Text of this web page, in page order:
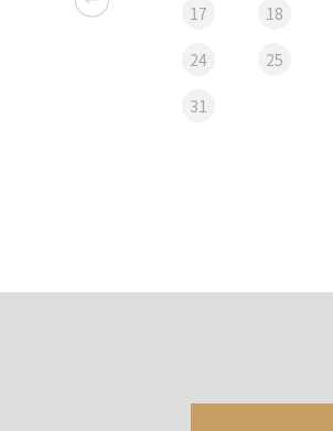
17 18
24 25
31